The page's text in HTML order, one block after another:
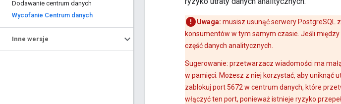
Dodawanie centrum danych
Wycofanie Centrum danych
Inne wersje
Uwaga: musisz usunąć serwery PostgreSQL
konsumentów w tym samym czasie. Jeśli
część danych analitycznych.
Sugerowanie: przetwarzacz wiadomości ma
w pamięci. Możesz z niej korzystać, aby uniknąć
zablokuj port 5672 w centrum danych, które
włączyć ten port, ponieważ istnieje ryzyko